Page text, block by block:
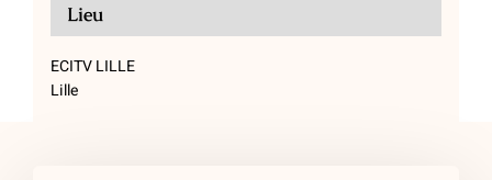
Lieu
ECITV LILLE
Lille